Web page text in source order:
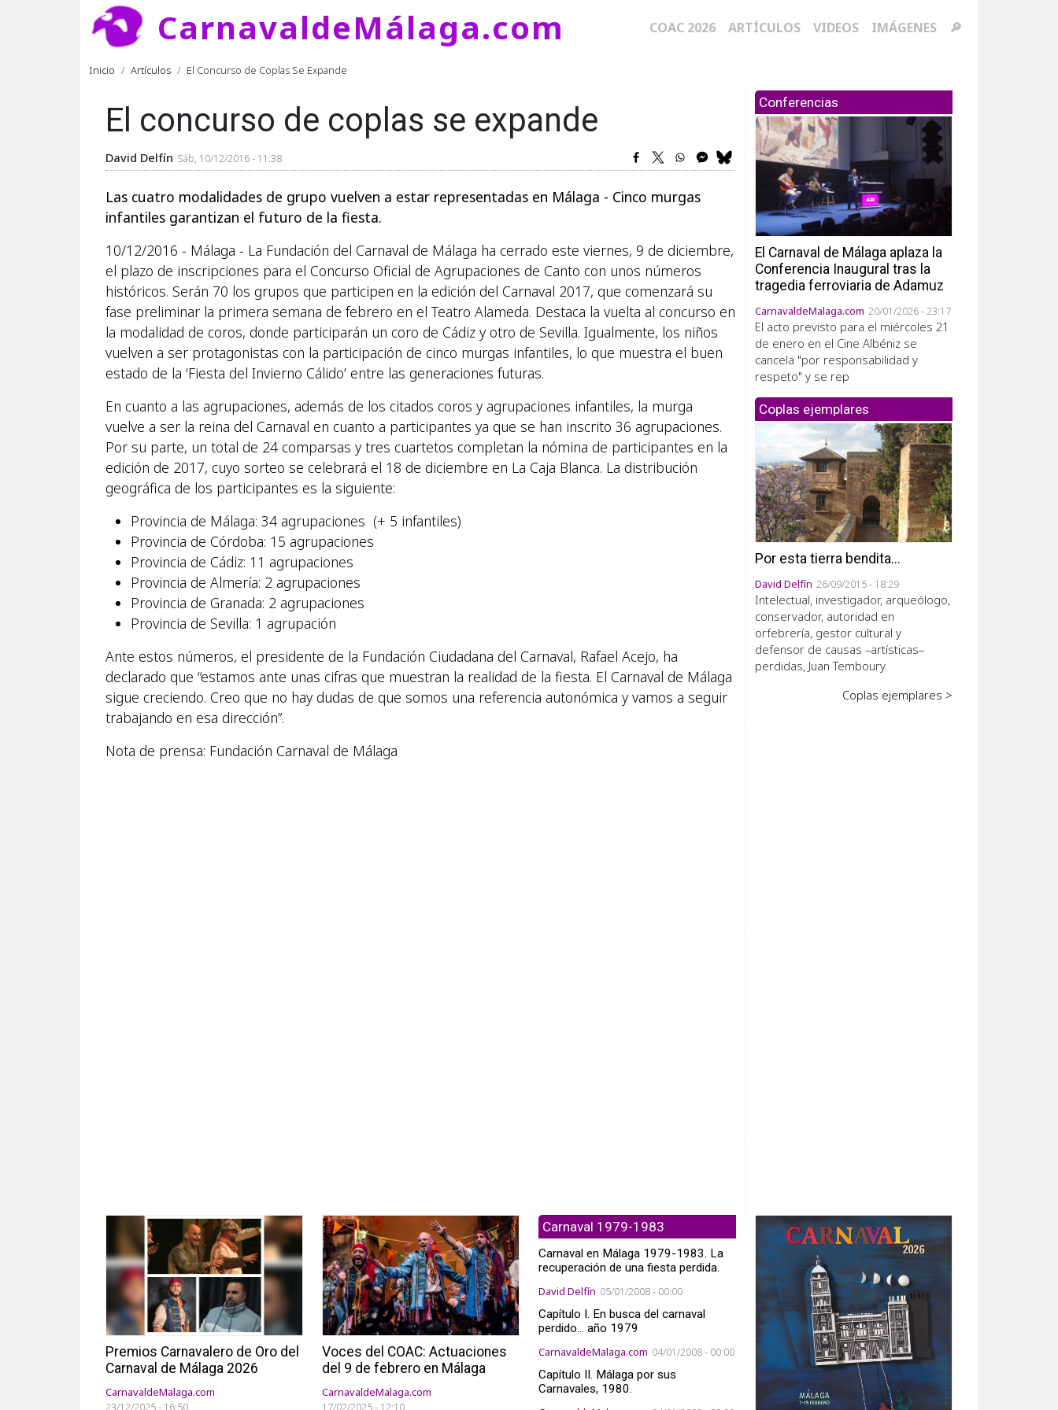
Pasar al contenido principal CarnavaldeMálaga.com Navegación principal
COAC 2026 ARTÍCULOS VIDEOS IMÁGENES 🔎
Ruta de navegación
Inicio Artículos El Concurso de Coplas Se Expande
El concurso de coplas se expande
David Delfín Sáb, 10/12/2016 - 11:38
Las cuatro modalidades de grupo vuelven a estar representadas en Málaga - Cinco murgas
infantiles garantizan el futuro de la fiesta.
10/12/2016 - Málaga - La Fundación del Carnaval de Málaga ha cerrado este viernes, 9 de diciembre,
el plazo de inscripciones para el Concurso Oficial de Agrupaciones de Canto con unos números
históricos. Serán 70 los grupos que participen en la edición del Carnaval 2017, que comenzará su
fase preliminar la primera semana de febrero en el Teatro Alameda. Destaca la vuelta al concurso en
la modalidad de coros, donde participarán un coro de Cádiz y otro de Sevilla. Igualmente, los niños
vuelven a ser protagonistas con la participación de cinco murgas infantiles, lo que muestra el buen
estado de la ‘Fiesta del Invierno Cálido’ entre las generaciones futuras.
En cuanto a las agrupaciones, además de los citados coros y agrupaciones infantiles, la murga
vuelve a ser la reina del Carnaval en cuanto a participantes ya que se han inscrito 36 agrupaciones.
Por su parte, un total de 24 comparsas y tres cuartetos completan la nómina de participantes en la
edición de 2017, cuyo sorteo se celebrará el 18 de diciembre en La Caja Blanca. La distribución
geográfica de los participantes es la siguiente:
Provincia de Málaga: 34 agrupaciones (+ 5 infantiles)
Provincia de Córdoba: 15 agrupaciones
Provincia de Cádiz: 11 agrupaciones
Provincia de Almería: 2 agrupaciones
Provincia de Granada: 2 agrupaciones
Provincia de Sevilla: 1 agrupación
Ante estos números, el presidente de la Fundación Ciudadana del Carnaval, Rafael Acejo, ha
declarado que “estamos ante unas cifras que muestran la realidad de la fiesta. El Carnaval de Málaga
sigue creciendo. Creo que no hay dudas de que somos una referencia autonómica y vamos a seguir
trabajando en esa dirección”.
Nota de prensa: Fundación Carnaval de Málaga
Conferencias
El Carnaval de Málaga aplaza la
Conferencia Inaugural tras la
tragedia ferroviaria de Adamuz
CarnavaldeMalaga.com 20/01/2026 - 23:17
El acto previsto para el miércoles 21
de enero en el Cine Albéniz se
cancela "por responsabilidad y
respeto" y se rep
Coplas ejemplares
Por esta tierra bendita...
David Delfín 26/09/2015 - 18:29
Intelectual, investigador, arqueólogo,
conservador, autoridad en
orfebrería, gestor cultural y
defensor de causas –artísticas–
perdidas, Juan Temboury.
Coplas ejemplares >
Premios Carnavalero de Oro del
Carnaval de Málaga 2026
CarnavaldeMalaga.com
23/12/2025 - 16:50
Voces del COAC: Actuaciones
del 9 de febrero en Málaga
CarnavaldeMalaga.com
17/02/2025 - 12:10
Carnaval 1979-1983
Carnaval en Málaga 1979-1983. La
recuperación de una fiesta perdida.
David Delfín 05/01/2008 - 00:00
Capítulo I. En busca del carnaval
perdido... año 1979
CarnavaldeMalaga.com 04/01/2008 - 00:00
Capítulo II. Málaga por sus
Carnavales, 1980.